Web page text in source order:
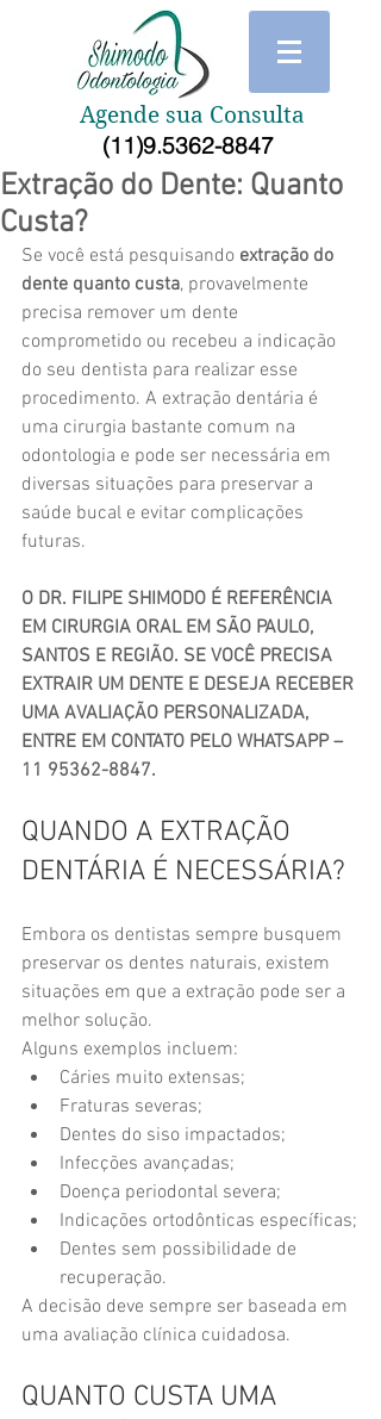
Agende sua Consulta
(11)9.5362-8847
Extração do Dente: Quanto
Custa?
Se você está pesquisando extração do
dente quanto custa, provavelmente
precisa remover um dente
comprometido ou recebeu a indicação
do seu dentista para realizar esse
procedimento. A extração dentária é
uma cirurgia bastante comum na
odontologia e pode ser necessária em
diversas situações para preservar a
saúde bucal e evitar complicações
futuras.
O DR. FILIPE SHIMODO É REFERÊNCIA
EM CIRURGIA ORAL EM SÃO PAULO,
SANTOS E REGIÃO. SE VOCÊ PRECISA
EXTRAIR UM DENTE E DESEJA RECEBER
UMA AVALIAÇÃO PERSONALIZADA,
ENTRE EM CONTATO PELO WHATSAPP –
11 95362-8847.
QUANDO A EXTRAÇÃO
DENTÁRIA É NECESSÁRIA?
Embora os dentistas sempre busquem
preservar os dentes naturais, existem
situações em que a extração pode ser a
melhor solução.
Alguns exemplos incluem:
Cáries muito extensas;
Fraturas severas;
Dentes do siso impactados;
Infecções avançadas;
Doença periodontal severa;
Indicações ortodônticas específicas;
Dentes sem possibilidade de
recuperação.
A decisão deve sempre ser baseada em
uma avaliação clínica cuidadosa.
QUANTO CUSTA UMA